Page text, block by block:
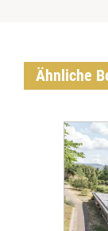
Ähnliche